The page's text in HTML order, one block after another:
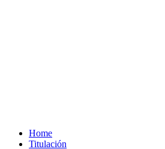
Home
Titulación